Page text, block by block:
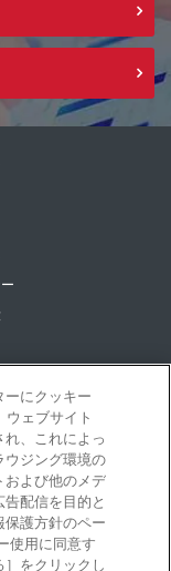
ーにクッキー
ウェブサイト
、これによっ
ウジング環境の
および他のメデ
配信を目的と
保護方針のペー
使用に同意す
をクリックし